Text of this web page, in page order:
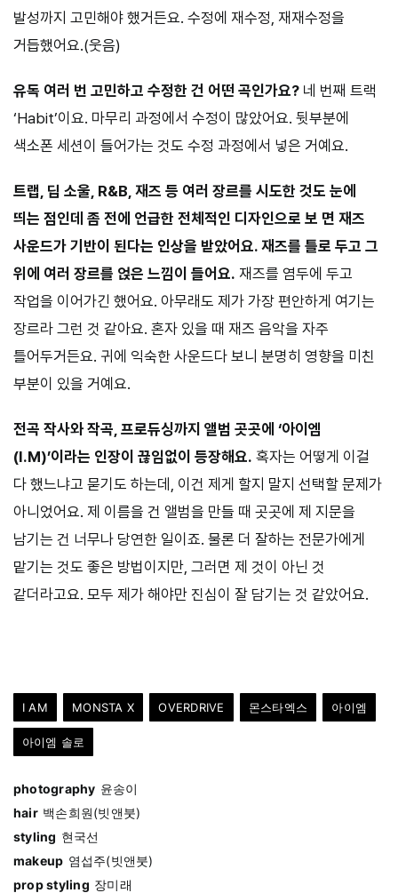
발성까지 고민해야 했거든요. 수정에 재수정, 재재수정을
거듭했어요.(웃음)
유독 여러 번 고민하고 수정한 건 어떤 곡인가요? 네 번째 트랙
‘Habit’이요. 마무리 과정에서 수정이 많았어요. 뒷부분에
색소폰 세션이 들어가는 것도 수정 과정에서 넣은 거예요.
트랩, 딥 소울, R&B, 재즈 등 여러 장르를 시도한 것도 눈에
띄는 점인데 좀 전에 언급한 전체적인 디자인으로 보 면 재즈
사운드가 기반이 된다는 인상을 받았어요. 재즈를 틀로 두고 그
위에 여러 장르를 얹은 느낌이 들어요. 재즈를 염두에 두고
작업을 이어가긴 했어요. 아무래도 제가 가장 편안하게 여기는
장르라 그런 것 같아요. 혼자 있을 때 재즈 음악을 자주
틀어두거든요. 귀에 익숙한 사운드다 보니 분명히 영향을 미친
부분이 있을 거예요.
전곡 작사와 작곡, 프로듀싱까지 앨범 곳곳에 ‘아이엠
(I.M)’이라는 인장이 끊임없이 등장해요. 혹자는 어떻게 이걸
다 했느냐고 묻기도 하는데, 이건 제게 할지 말지 선택할 문제가
아니었어요. 제 이름을 건 앨범을 만들 때 곳곳에 제 지문을
남기는 건 너무나 당연한 일이죠. 물론 더 잘하는 전문가에게
맡기는 것도 좋은 방법이지만, 그러면 제 것이 아닌 것
같더라고요. 모두 제가 해야만 진심이 잘 담기는 것 같았어요.
I AM MONSTA X OVERDRIVE 몬스타엑스 아이엠
아이엠 솔로
photography 윤송이
hair 백손희원(빗앤붓)
styling 현국선
makeup 염섭주(빗앤붓)
prop styling 장미래